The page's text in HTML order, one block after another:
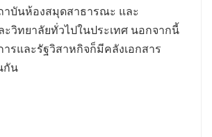
Português
Nederland
าบันห้องสมุดสาธารณะ และ
วิทยาลัยทั่วไปในประเทศ นอกจากนี้
รและรัฐวิสาหกิจก็มีคลังเอกสาร
กัน